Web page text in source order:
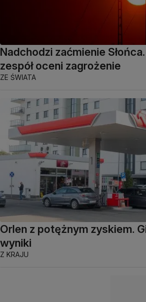
Nadchodzi zaćmienie
zespół oceni zagrożenie
ZE ŚWIATA
Orlen z potężnym zyskiem.
wyniki
Z KRAJU